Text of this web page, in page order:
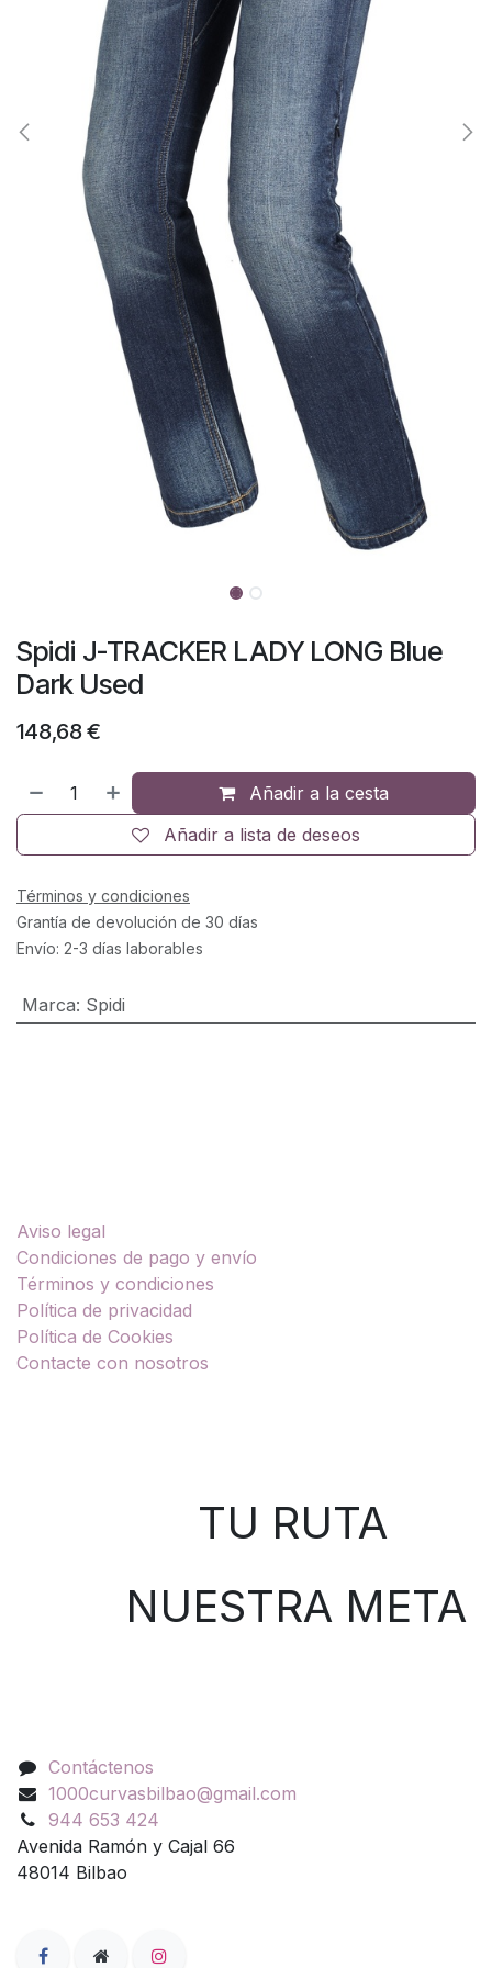
Spidi J-TRACKER LADY LONG Blue
Dark Used
148,68€
Añadir a la cesta
Añadir a lista de deseos
Términos y condiciones
Grantía de devolución de 30 días
Envío: 2-3 días laborables
Marca: Spidi
Aviso legal
Condiciones de pago y envío
Términos y condiciones
Política de privacidad
Política de Cookies
Contacte con nosotros
TU RUTA
NUESTRA META
Contáctenos
1000curvasbilbao@gmail.com
944 653 424
Avenida Ramón y Cajal 66
48014 Bilbao